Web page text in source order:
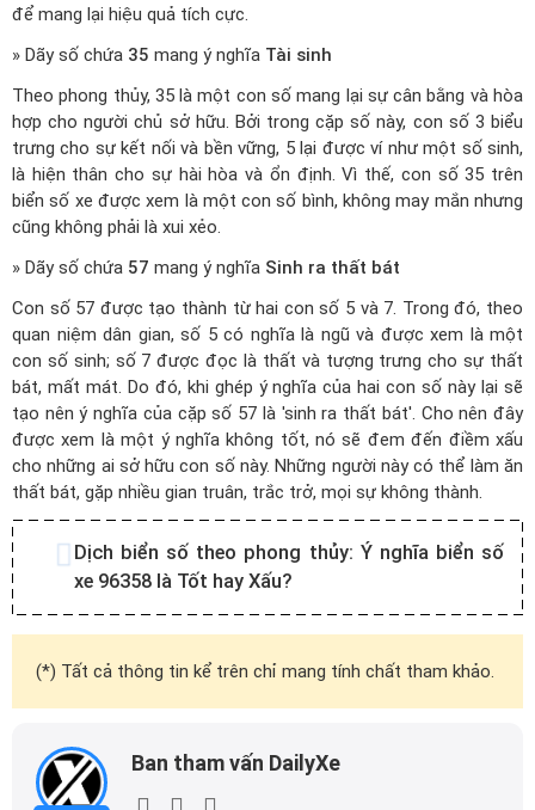
để mang lại hiệu quả tích cực.
» Dãy số chứa 35 mang ý nghĩa Tài sinh
Theo phong thủy, 35 là một con số mang lại sự cân bằng và hòa
hợp cho người chủ sở hữu. Bởi trong cặp số này, con số 3 biểu
trưng cho sự kết nối và bền vững, 5 lại được ví như một số sinh,
là hiện thân cho sự hài hòa và ổn định. Vì thế, con số 35 trên
biển số xe được xem là một con số bình, không may mắn nhưng
cũng không phải là xui xẻo.
» Dãy số chứa 57 mang ý nghĩa Sinh ra thất bát
Con số 57 được tạo thành từ hai con số 5 và 7. Trong đó, theo
quan niệm dân gian, số 5 có nghĩa là ngũ và được xem là một
con số sinh; số 7 được đọc là thất và tượng trưng cho sự thất
bát, mất mát. Do đó, khi ghép ý nghĩa của hai con số này lại sẽ
tạo nên ý nghĩa của cặp số 57 là 'sinh ra thất bát'. Cho nên đây
được xem là một ý nghĩa không tốt, nó sẽ đem đến điềm xấu
cho những ai sở hữu con số này. Những người này có thể làm ăn
thất bát, gặp nhiều gian truân, trắc trở, mọi sự không thành.
Dịch biển số theo phong thủy: Ý nghĩa biển số
xe 96358 là Tốt hay Xấu?
(*) Tất cả thông tin kể trên chỉ mang tính chất tham khảo.
Ban tham vấn DailyXe